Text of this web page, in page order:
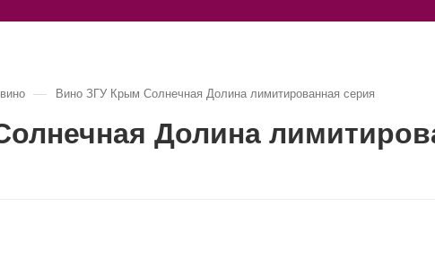
— Вино ЗГУ Крым Солнечная Долина лимитированная серия
Долина